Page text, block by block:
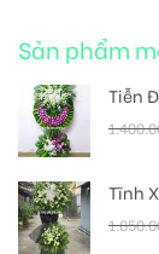
Sản phẩm
Tiễn
Tĩnh